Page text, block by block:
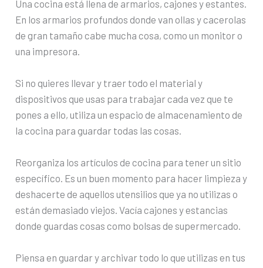
Una cocina está llena de armarios, cajones y estantes.
En los armarios profundos donde van ollas y cacerolas
de gran tamaño cabe mucha cosa, como un monitor o
una impresora.
Si no quieres llevar y traer todo el material y
dispositivos que usas para trabajar cada vez que te
pones a ello, utiliza un espacio de almacenamiento de
la cocina para guardar todas las cosas.
Reorganiza los artículos de cocina para tener un sitio
específico. Es un buen momento para hacer limpieza y
deshacerte de aquellos utensilios que ya no utilizas o
están demasiado viejos. Vacía cajones y estancias
donde guardas cosas como bolsas de supermercado.
Piensa en guardar y archivar todo lo que utilizas en tus